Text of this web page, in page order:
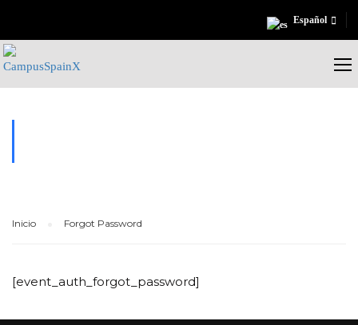
Español
Inicio Forgot Password
[event_auth_forgot_password]